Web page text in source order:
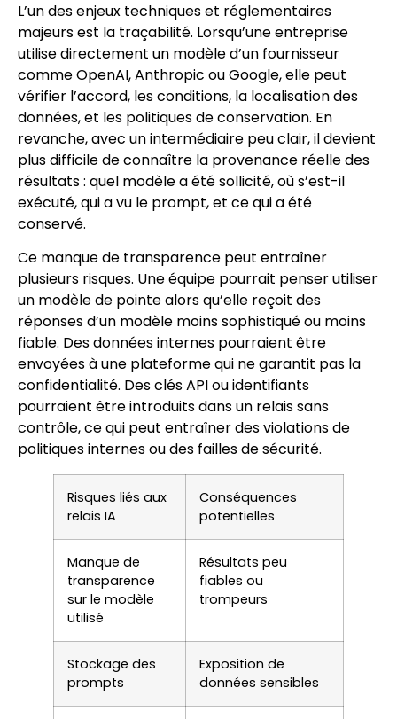
L’un des enjeux techniques et réglementaires
majeurs est la traçabilité. Lorsqu’une entreprise
utilise directement un modèle d’un fournisseur
comme OpenAI, Anthropic ou Google, elle peut
vérifier l’accord, les conditions, la localisation des
données, et les politiques de conservation. En
revanche, avec un intermédiaire peu clair, il devient
plus difficile de connaître la provenance réelle des
résultats : quel modèle a été sollicité, où s’est-il
exécuté, qui a vu le prompt, et ce qui a été
conservé.
Ce manque de transparence peut entraîner
plusieurs risques. Une équipe pourrait penser utiliser
un modèle de pointe alors qu’elle reçoit des
réponses d’un modèle moins sophistiqué ou moins
fiable. Des données internes pourraient être
envoyées à une plateforme qui ne garantit pas la
confidentialité. Des clés API ou identifiants
pourraient être introduits dans un relais sans
contrôle, ce qui peut entraîner des violations de
politiques internes ou des failles de sécurité.
Risques liés aux
relais IA
Conséquences
potentielles
Manque de
transparence
sur le modèle
utilisé
Résultats peu
fiables ou
trompeurs
Stockage des
prompts
Exposition de
données sensibles